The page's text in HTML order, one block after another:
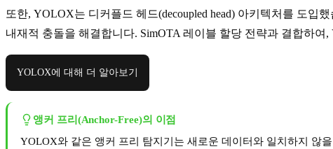
또한, YOLOX는 디커플드 헤드(decoupled head) 아키텍처를 도
내재적 충돌을 해결합니다. SimOTA 레이블 할당 전략과 결합하여
YOLOX에 대해 더 알아보기
앵커 프리(Anchor-Free)의 이점
YOLOX와 같은 앵커 프리 탐지기는 새로운 데이터와 일치하지 않